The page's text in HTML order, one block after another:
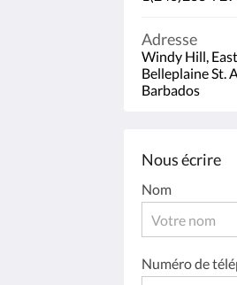
Adresse
Windy Hill,
Belleplaine St.
Barbados
Nous écrire
Nom
Numéro de